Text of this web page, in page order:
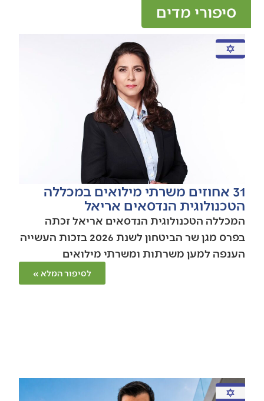
סיפורי מדים
31 אחוזים משרתי מילואים במכללה
הטכנולוגית הנדסאים אריאל
המכללה הטכנולוגית הנדסאים אריאל זכתה
בפרס מגן שר הביטחון לשנת 2026 בזכות העשייה
הענפה למען משרתות ומשרתי מילואים
לסיפור המלא »